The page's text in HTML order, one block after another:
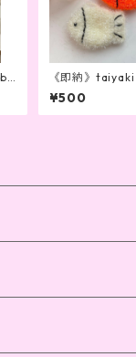
《即納》
ge
¥500